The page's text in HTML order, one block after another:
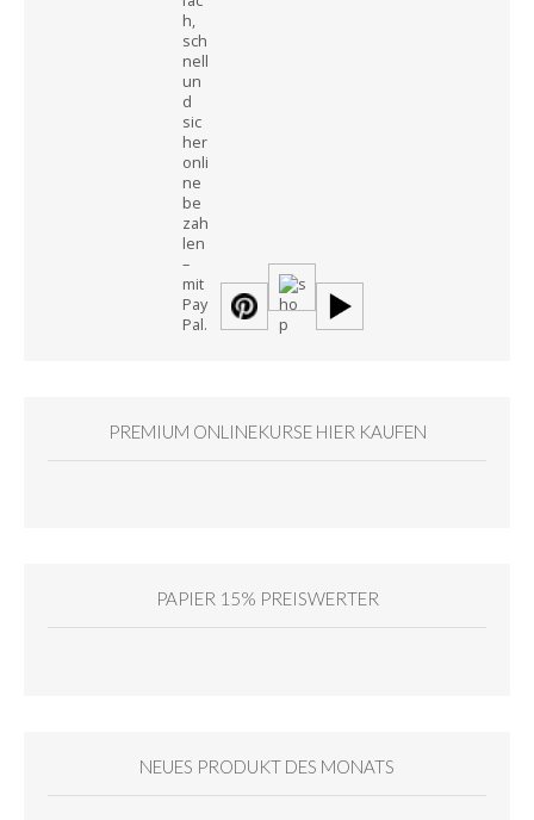
PREMIUM ONLINEKURSE HIER KAUFEN
PAPIER 15% PREISWERTER
NEUES PRODUKT DES MONATS